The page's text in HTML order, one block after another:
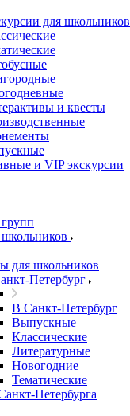
для школьников
и квесты
и VIP экскурсии
для школьников
Петербург
В Санкт-Петербург
Выпускные
Классические
Литературные
Новогодние
Тематические
Петербурга